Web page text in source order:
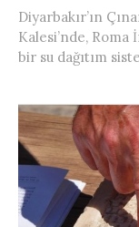
Diyarbakır’ın
Kalesi’nde, Roma
bir su dağıtım